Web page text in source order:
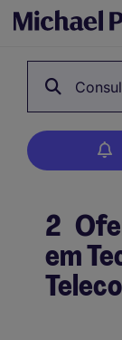
2
em